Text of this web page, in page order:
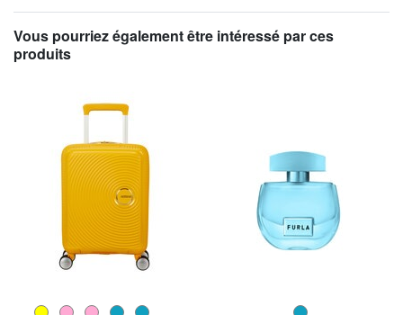
Vous pourriez également être intéressé par ces
produits